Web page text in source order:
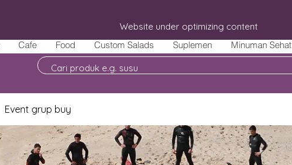
Cafe Food Custom Salads Suplemen Minuman Sehat
Website under optimizing content
Event grup buy